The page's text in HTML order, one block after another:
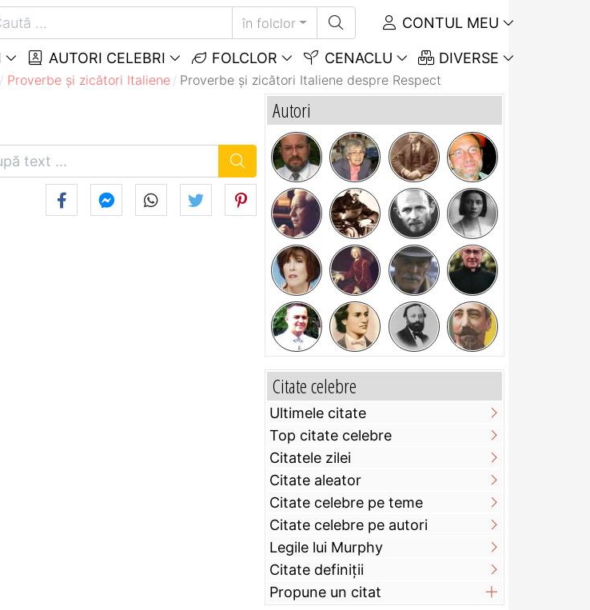
în folclor CONTUL MEU
AUTORI CELEBRI FOLCLOR CENACLU DIVERSE
Proverbe și zicători Italiene Proverbe și zicători Italiene despre Respect
Autori
Citate celebre
Ultimele citate
Top citate celebre
Citatele zilei
Citate aleator
Citate celebre pe teme
Citate celebre pe autori
Legile lui Murphy
Citate definiţii
Propune un citat